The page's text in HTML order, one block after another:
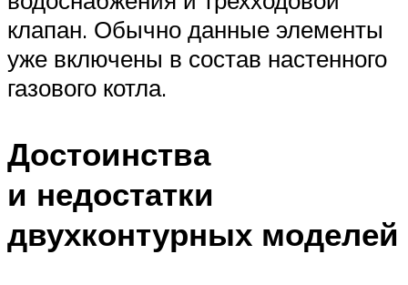
клапан. Обычно данные элементы
уже включены в состав настенного
газового котла.
Достоинства
и недостатки
двухконтурных моделей